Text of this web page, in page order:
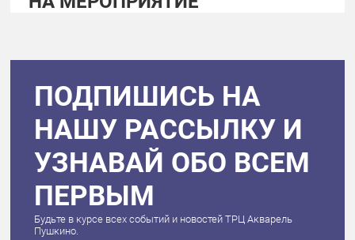
ПОДПИШИСЬ НА
НАШУ РАССЫЛКУ И
УЗНАВАЙ ОБО ВСЕМ
ПЕРВЫМ
Будьте в курсе всех событий и новостей ТРЦ Акварель
Пушкино.